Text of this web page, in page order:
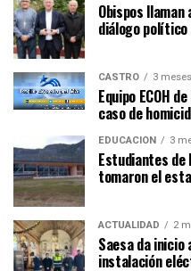
Obispos
diálogo político
CASTRO 3
Equipo ECOH
caso de
EDUCACIÓN 3
Estudiantes de
tomaron el
ACTUALIDAD 2
Saesa da
instalación